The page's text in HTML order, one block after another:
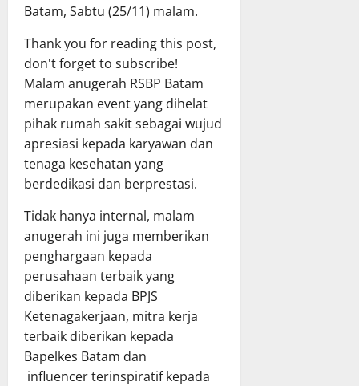
Batam, Sabtu (25/11) malam.
Thank you for reading this post,
don't forget to subscribe!
Malam anugerah RSBP Batam
merupakan event yang dihelat
pihak rumah sakit sebagai wujud
apresiasi kepada karyawan dan
tenaga kesehatan yang
berdedikasi dan berprestasi.
Tidak hanya internal, malam
anugerah ini juga memberikan
penghargaan kepada
perusahaan terbaik yang
diberikan kepada BPJS
Ketenagakerjaan, mitra kerja
terbaik diberikan kepada
Bapelkes Batam dan
influencer terinspiratif kepada